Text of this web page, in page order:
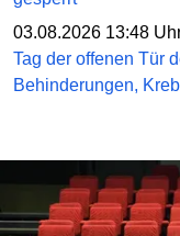
03.08.2026 13:48
Tag der offenen Tür
Behinderungen,